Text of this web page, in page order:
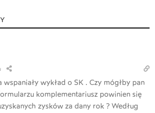
wspaniały wykład o SK . Czy mógłby pan
komplementariusz powinien się
zysków za dany rok ? Według